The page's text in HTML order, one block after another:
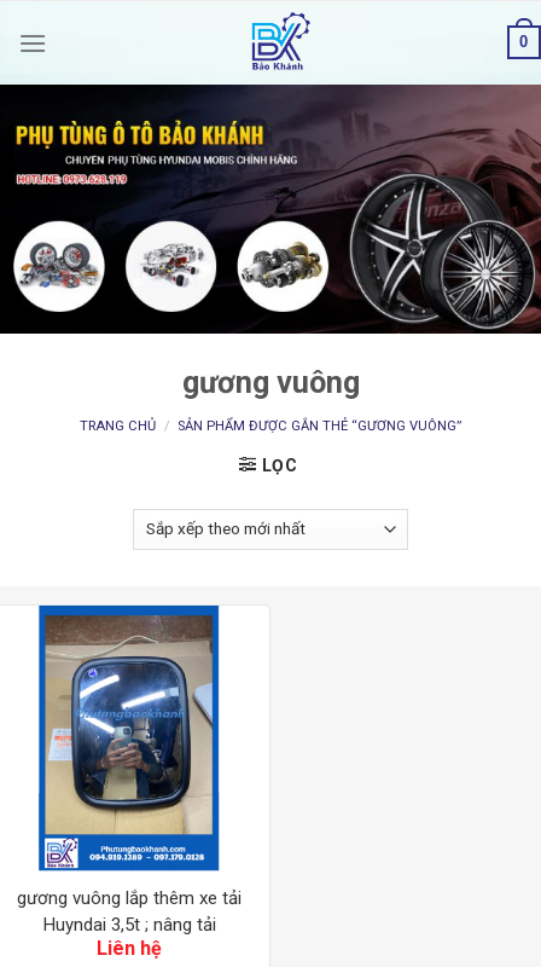
0
gương vuông
TRANG CHỦ / SẢN PHẨM ĐƯỢC GẮN THẺ “GƯƠNG VUÔNG”
LỌC
gương vuông lắp thêm xe tải
Huyndai 3,5t ; nâng tải
Liên hệ